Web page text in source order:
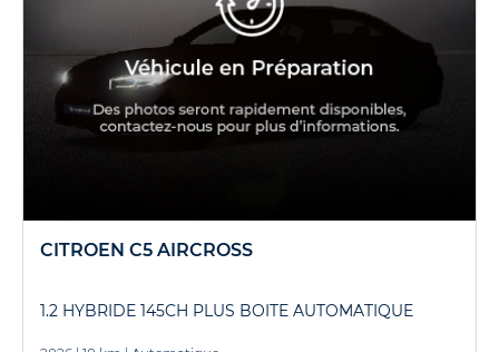
CITROEN C5 AIRCROSS
1.2 HYBRIDE 145CH PLUS BOITE AUTOMATIQUE